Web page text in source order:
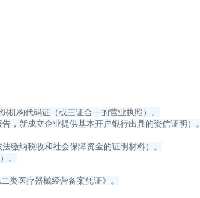
机构代码证（或三证合一的营业执照）。
，新成立企业提供基本开户银行出具的资信证明）。
缴纳税收和社会保障资金的证明材料）。
。
类医疗器械经营备案凭证》。